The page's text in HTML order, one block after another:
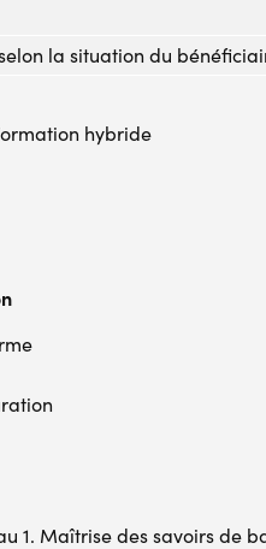
la situation du
hybride
1. Maîtrise des savoirs de